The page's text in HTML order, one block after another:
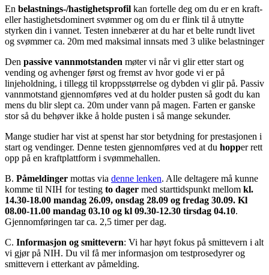
En belastnings-/hastighetsprofil kan fortelle deg om du er en kraft-
eller hastighetsdominert svømmer og om du er flink til å utnytte
styrken din i vannet. Testen innebærer at du har et belte rundt livet
og svømmer ca. 20m med maksimal innsats med 3 ulike belastninger
Den passive vannmotstanden møter vi når vi glir etter start og
vending og avhenger først og fremst av hvor gode vi er på
linjeholdning, i tillegg til kroppsstørrelse og dybden vi glir på. Passiv
vannmotstand gjennomføres ved at du holder pusten så godt du kan
mens du blir slept ca. 20m under vann på magen. Farten er ganske
stor så du behøver ikke å holde pusten i så mange sekunder.
Mange studier har vist at spenst har stor betydning for prestasjonen i
start og vendinger. Denne testen gjennomføres ved at du hopper rett
opp på en kraftplattform i svømmehallen.
B. Påmeldinger mottas via denne lenken. Alle deltagere må kunne
komme til NIH for testing to dager med starttidspunkt mellom kl.
14.30-18.00 mandag 26.09, onsdag 28.09 og fredag 30.09. Kl
08.00-11.00 mandag 03.10 og kl 09.30-12.30 tirsdag 04.10.
Gjennomføringen tar ca. 2,5 timer per dag.
C. Informasjon og smittevern: Vi har høyt fokus på smittevern i alt
vi gjør på NIH. Du vil få mer informasjon om testprosedyrer og
smittevern i etterkant av påmelding.